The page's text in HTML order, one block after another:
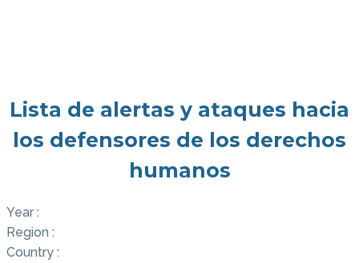
Lista de alertas y ataques hacia
los defensores de los derechos
humanos
Year :
Region :
Country :